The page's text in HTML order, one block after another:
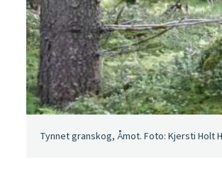
Tynnet granskog, Åmot. Foto: Kjersti Holt